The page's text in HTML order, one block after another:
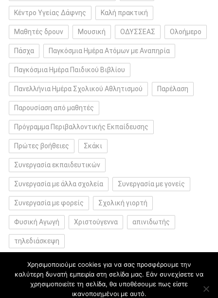
Κέντρο Υγείας Δάφνης Καλή πρακτική
Μαθητές δρουν Μουσική ΟΔΥΣΣΕΑΣ Ολοήμερο
Πάσχα Παγκόσμια Ημέρα Ατόμων με Αναπηρία
Παγκόσμια Ημέρα Παιδικού Βιβλίου
Πανελλήνια Ημέρα Σχολικού Αθλητισμού Παρέλαση
Παρουσίαση από μαθητές
Πρόγραμμα Περιβαλλοντικής Εκπαίδευσης
Πρώτες βοήθειες Σκάκι
Συνεργασία εκπαιδευτικών
Συνεργασία με άλλα σχολεία Συνεργασία με γονείς
Συνεργασία με φορείς Σχολική γιορτή
Φυσική Αγωγή Χριστούγεννα απινιδωτής
τηλεδιάσκεψη
Χρησιμοποιούμε cookies για να σας προσφέρουμε την
καλύτερη δυνατή εμπειρία στη σελίδα μας. Εάν συνεχίσετε να
χρησιμοποιείτε τη σελίδα, θα υποθέσουμε πως είστε
ικανοποιημένοι με αυτό.